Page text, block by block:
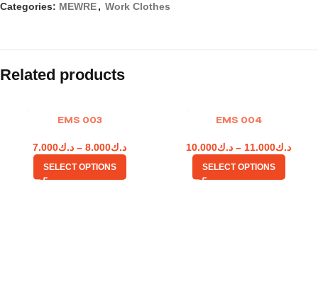
Categories: MEWRE, Work Clothes
Related products
EMS 003
د.ك7.000 – د.ك8.000
SELECT OPTIONS
EMS 004
د.ك10.000 – د.ك11.000
SELECT OPTIONS